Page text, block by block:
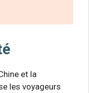
et la
les voyageurs